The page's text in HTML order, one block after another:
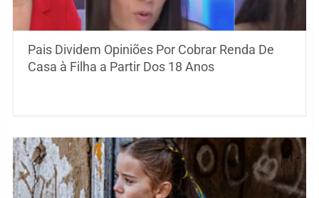
Pais Dividem Opiniões Por Cobrar Renda De
Casa à Filha a Partir Dos 18 Anos